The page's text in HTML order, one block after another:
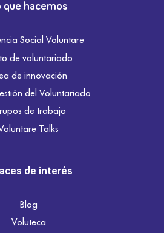
que hacemos
Social Voluntare
de voluntariado
de innovación
del Voluntariado
de trabajo
Talks
de interés
Blog
Voluteca